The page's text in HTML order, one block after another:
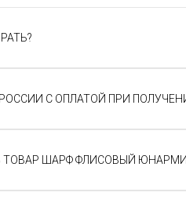
С ОПЛАТОЙ ПРИ
ТОВАР ШАРФ ФЛИСОВЫЙ